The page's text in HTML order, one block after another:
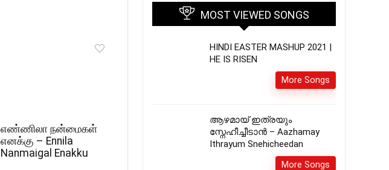
எண்ணிலா நன்மைகள்
எனக்கு – Ennila
Nanmaigal Enakku
MOST VIEWED SONGS
HINDI EASTER MASHUP 2021 |
HE IS RISEN
More Songs
ആഴമായ്‌ ഇത്രയും
സ്നേഹീച്ചീടാൻ – Aazhamay
Ithrayum Snehicheedan
More Songs